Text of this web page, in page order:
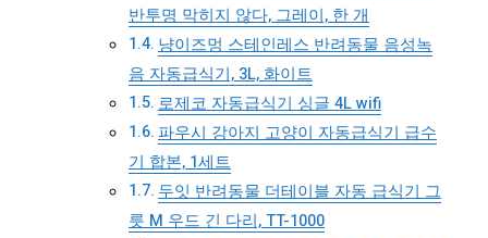
반투명 막히지 않다, 그레이, 한 개
냥이즈멍 스테인레스 반려동물 음성녹
음 자동급식기, 3L, 화이트
로제코 자동급식기 싱글 4L wifi
파우시 강아지 고양이 자동급식기 급수
기 합본, 1세트
두잇 반려동물 더테이블 자동 급식기 그
릇 M 우드 긴 다리, TT-1000